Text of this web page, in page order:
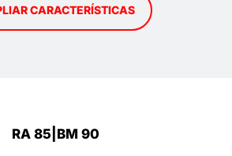
CARACTERÍSTICAS
RA 85|BM 90